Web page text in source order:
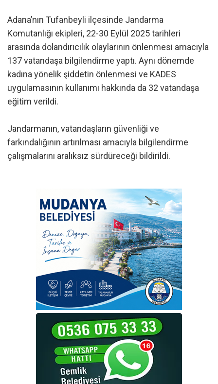
Adana’nın Tufanbeyli ilçesinde Jandarma
Komutanlığı ekipleri, 22-30 Eylül 2025 tarihleri
arasında dolandırıcılık olaylarının önlenmesi amacıyla
137 vatandaşa bilgilendirme yaptı. Aynı dönemde
kadına yönelik şiddetin önlenmesi ve KADES
uygulamasının kullanımı hakkında da 32 vatandaşa
eğitim verildi.
Jandarmanın, vatandaşların güvenliği ve
farkındalığının artırılması amacıyla bilgilendirme
çalışmalarını aralıksız sürdüreceği bildirildi.